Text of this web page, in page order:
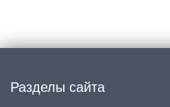
Разделы сайта